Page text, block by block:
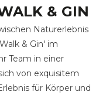
& GIN
Naturerlebnis
& Gin' im
Team in einer
von exquisitem
für Körper und